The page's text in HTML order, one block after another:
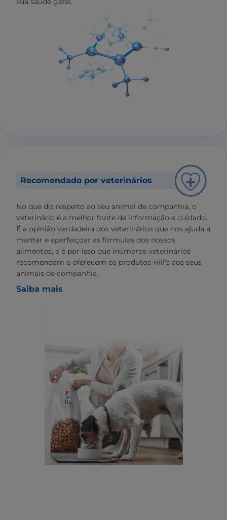
Recomendado por veterinários
No que diz respeito ao seu animal de companhia, o
veterinário é a melhor fonte de informação e cuidado.
É a opinião verdadeira dos veterinários que nos ajuda a
manter e aperfeiçoar as fórmulas dos nossos
alimentos, e é por isso que inúmeros veterinários
recomendam e oferecem os produtos Hill's aos seus
animais de companhia.
Saiba mais